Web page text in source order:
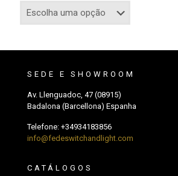
SEDE E SHOWROOM
Av. Llenguadoc, 47 (08915)
Badalona (Barcellona) Espanha
Telefone: +34934183856
info@fedeswitchandlight.com
CATÁLOGOS